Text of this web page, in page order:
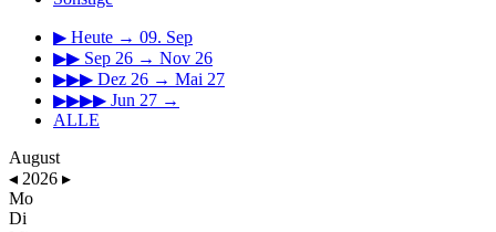
▶ Heute → 09. Sep
▶▶ Sep 26 → Nov 26
▶▶▶ Dez 26 → Mai 27
▶▶▶▶ Jun 27 →
ALLE
August
◂ 2026 ▸
Mo
Di